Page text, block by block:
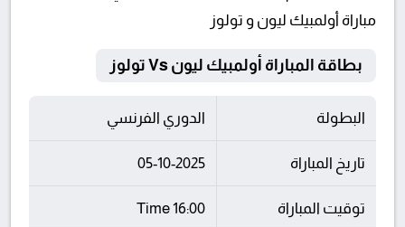
مباراة أولمبيك ليون و تولوز
بطاقة المباراة أولمبيك ليون Vs تولوز
البطولة الدوري الفرنسي
تاريخ المباراة 05-10-2025
توقيت المباراة 16:00 Time